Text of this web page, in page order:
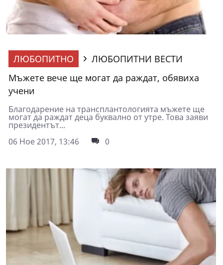
ЛЮБОПИТНО
ЛЮБОПИТНИ ВЕСТИ
Мъжете вече ще могат да раждат, обявиха
учени
Благодарение на трансплантологията мъжете ще
могат да раждат деца буквално от утре. Това заяви
президентът...
06 Ное 2017, 13:46
0